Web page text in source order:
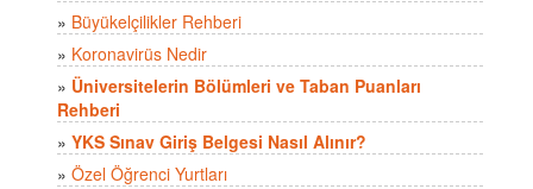
» Büyükelçilikler Rehberi
» Koronavirüs Nedir
» Üniversitelerin Bölümleri ve Taban Puanları
Rehberi
» YKS Sınav Giriş Belgesi Nasıl Alınır?
» Özel Öğrenci Yurtları